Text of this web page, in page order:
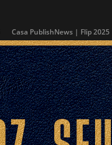
Casa PublishNews | Flip 2025